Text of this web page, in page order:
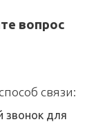
вопрос
связи:
звонок для